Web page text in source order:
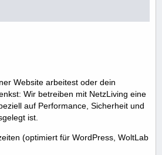
Website arbeitest oder dein
Wir betreiben mit NetzLiving eine
auf Performance, Sicherheit und
ist.
(optimiert für WordPress, WoltLab